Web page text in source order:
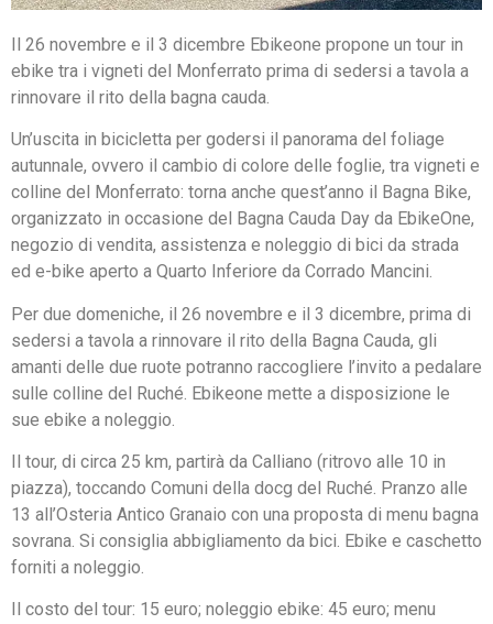
Il 26 novembre e il 3 dicembre Ebikeone propone un tour in
ebike tra i vigneti del Monferrato prima di sedersi a tavola a
rinnovare il rito della bagna cauda.
Un’uscita in bicicletta per godersi il panorama del foliage
autunnale, ovvero il cambio di colore delle foglie, tra vigneti e
colline del Monferrato: torna anche quest’anno il Bagna Bike,
organizzato in occasione del Bagna Cauda Day da EbikeOne,
negozio di vendita, assistenza e noleggio di bici da strada
ed e-bike aperto a Quarto Inferiore da Corrado Mancini.
Per due domeniche, il 26 novembre e il 3 dicembre, prima di
sedersi a tavola a rinnovare il rito della Bagna Cauda, gli
amanti delle due ruote potranno raccogliere l’invito a pedalare
sulle colline del Ruché. Ebikeone mette a disposizione le
sue ebike a noleggio.
Il tour, di circa 25 km, partirà da Calliano (ritrovo alle 10 in
piazza), toccando Comuni della docg del Ruché. Pranzo alle
13 all’Osteria Antico Granaio con una proposta di menu bagna
sovrana. Si consiglia abbigliamento da bici. Ebike e caschetto
forniti a noleggio.
Il costo del tour: 15 euro; noleggio ebike: 45 euro; menu